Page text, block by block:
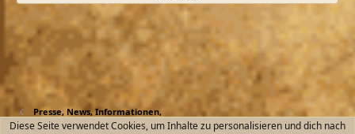
Presse, News, Informationen,
Diese Seite verwendet Cookies, um Inhalte zu personalisieren und dich nach